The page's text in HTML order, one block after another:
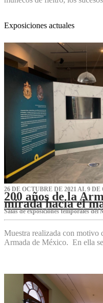
Exposiciones actuales
26 DE OCTUBRE DE 2021 AL 9 DE
200 años de la
mirada hacia el
Salas de exposiciones temporales del
Muestra realizada con motivo
Armada de México. En ella